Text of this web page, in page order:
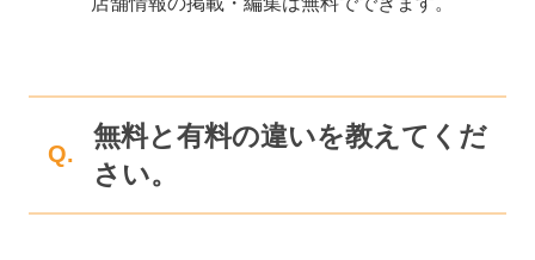
Q.
無料と有料の違いを教えてくだ
さい。